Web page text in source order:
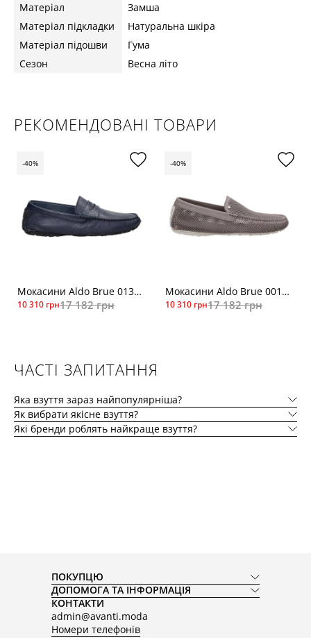
Матеріал
Замша
Матеріал підкладки
Натуральна шкіра
Матеріал підошви
Гума
Сезон
Весна літо
РЕКОМЕНДОВАНІ ТОВАРИ
Мокасини Aldo Brue 0136син
10 310 грн17 182 грн
-40%
Мокасини Aldo Brue 0010свкор
10 310 грн17 182 грн
-40%
ЧАСТІ ЗАПИТАННЯ
Яка взуття зараз найпопулярніша?
Як вибрати якісне взуття?
Які бренди роблять найкраще взуття?
ПОКУПЦЮ
ДОПОМОГА ТА ІНФОРМАЦІЯ
КОНТАКТИ
admin@avanti.moda
Номери телефонів